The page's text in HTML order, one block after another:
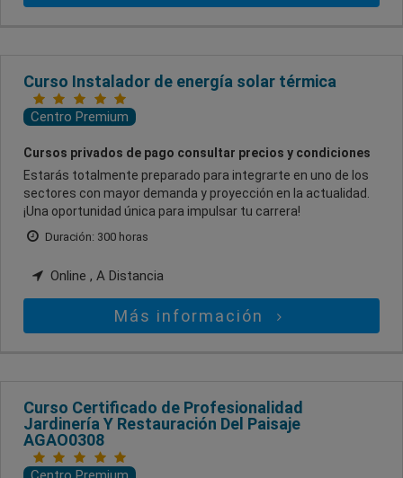
Curso Instalador de energía solar térmica
Centro Premium
Cursos privados de pago consultar precios y condiciones
Estarás totalmente preparado para integrarte en uno de los
sectores con mayor demanda y proyección en la actualidad.
¡Una oportunidad única para impulsar tu carrera!
Duración: 300 horas
Online , A Distancia
Más información
Curso Certificado de Profesionalidad
Jardinería Y Restauración Del Paisaje
AGAO0308